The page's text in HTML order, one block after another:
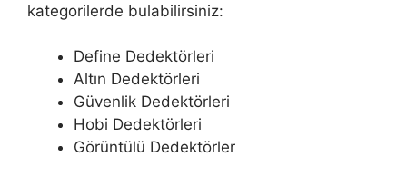
kategorilerde bulabilirsiniz:
Define Dedektörleri
Altın Dedektörleri
Güvenlik Dedektörleri
Hobi Dedektörleri
Görüntülü Dedektörler